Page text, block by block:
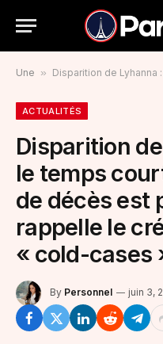
Une » Disparition de Lyhanna : « Plus le temps court,
ACTUALITÉS
Disparition
le temps
de décès est
rappelle le
« cold-cases
By Personnel juin 3,